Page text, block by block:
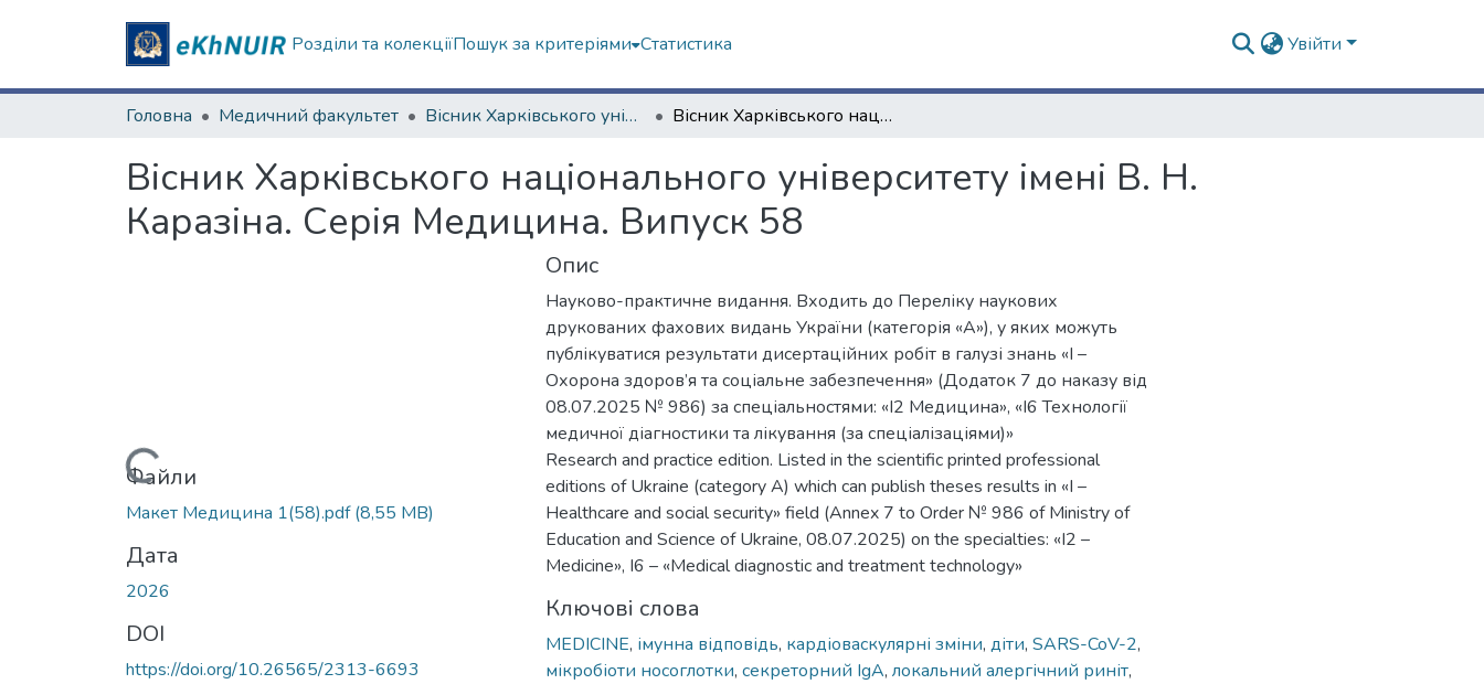
Розділи та колекціїПошук за критеріями Статистика Увійти
Головна Медичний факультет Вісник Харківського університету. "Медицина" Вісник Харківського національного університету імені В. Н. Каразіна. Серія Медицина. Випуск 58
Вісник Харківського національного університету імені В. Н.
Каразіна. Серія Медицина. Випуск 58
Вантажиться...Файли
Макет Медицина 1(58).pdf(8,55 MB)
Дата
2026
DOI
https://doi.org/10.26565/2313-6693
Опис
Науково-практичне видання. Входить до Переліку наукових
друкованих фахових видань України (категорія «А»), у яких можуть
публікуватися результати дисертаційних робіт в галузі знань «I –
Охорона здоров’я та соціальне забезпечення» (Додаток 7 до наказу від
08.07.2025 № 986) за спеціальностями: «I2 Медицина», «I6 Технології
медичної діагностики та лікування (за спеціалізаціями)»
Research and practice edition. Listed in the scientific printed professional
editions of Ukraine (category А) which can publish theses results in «I –
Healthcare and social security» field (Annex 7 to Order № 986 of Ministry of
Education and Science of Ukraine, 08.07.2025) on the specialties: «I2 –
Medicine», І6 – «Medical diagnostic and treatment technology»
Ключові слова
MEDICINE, імунна відповідь, кардіоваскулярні зміни, діти, SARS-CoV-2,
мікробіоти носоглотки, секреторний IgA, локальний алергічний риніт,